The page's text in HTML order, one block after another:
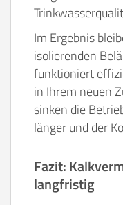
Im Ergebnis
isolierenden
funktioniert
in Ihrem neuen
sinken die
länger und der
Fazit:
langfristig